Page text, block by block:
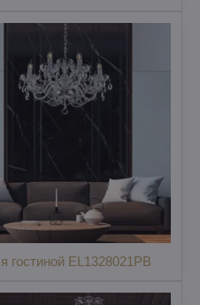
гостиной EL1328021PB